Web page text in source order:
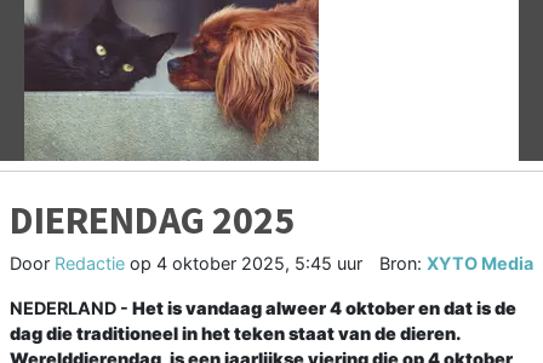
DIERENDAG 2025
Door Redactie op 4 oktober 2025, 5:45 uur Bron: XYTO Media
NEDERLAND - Het is vandaag alweer 4 oktober en dat is de
dag die traditioneel in het teken staat van de dieren.
Werelddierendag, is een jaarlijkse viering die op 4 oktober